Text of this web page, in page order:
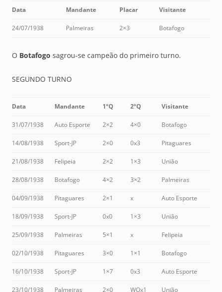
Data Mandante Placar Visitante
24/07/1938 Palmeiras 2×3 Botafogo
O Botafogo sagrou-se campeão do primeiro turno.
SEGUNDO TURNO
Data Mandante 1ºQ 2ºQ Visitante
31/07/1938 Auto Esporte 2×2 4×0 Botafogo
14/08/1938 Sport-JP 2×0 0x3 Pitaguares
21/08/1938 Felipeia 2×2 1×3 União
28/08/1938 Botafogo 4×2 3×2 Palmeiras
04/09/1938 Pitaguares 2×1 x Auto Esporte
18/09/1938 Sport-JP 0x0 1×3 União
25/09/1938 Palmeiras 5×1 x Felipeia
02/10/1938 Pitaguares 3×0 1×1 Botafogo
16/10/1938 Sport-JP 1×7 0x3 Auto Esporte
23/10/1938 Palmeiras 2×0 WOx1 União